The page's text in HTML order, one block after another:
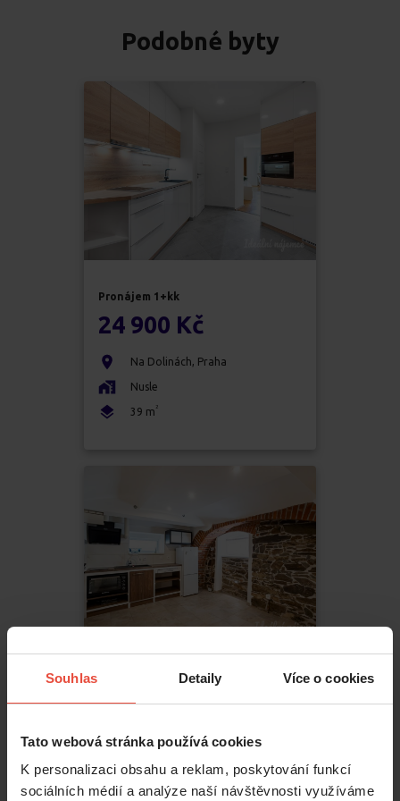
Souhlas Detaily Více o cookies
Tato webová stránka používá cookies
K personalizaci obsahu a reklam, poskytování funkcí
sociálních médií a analýze naší návštěvnosti využíváme
Podobné byty
Pronájem 1+kk
24 900 Kč
Na Dolinách, Praha
Nusle
39 m 2
14 500 Kč
Voděradská,Říčany
Říčany
31m2